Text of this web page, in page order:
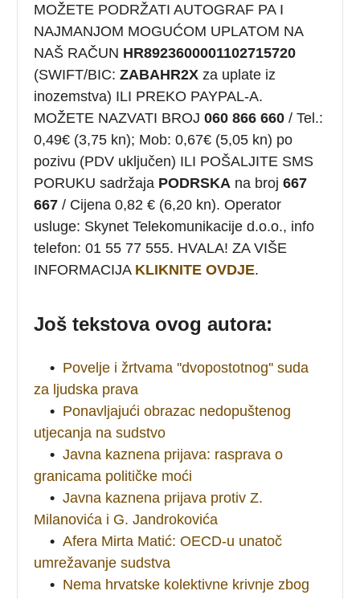
MOŽETE PODRŽATI AUTOGRAF PA I
NAJMANJOM MOGUĆOM UPLATOM NA
NAŠ RAČUN HR8923600001102715720
(SWIFT/BIC: ZABAHR2X za uplate iz
inozemstva) ILI PREKO PAYPAL-A.
MOŽETE NAZVATI BROJ060 866 660 / Tel.:
0,49€ (3,75 kn); Mob: 0,67€ (5,05 kn) po
pozivu (PDV uključen) ILI POŠALJITE SMS
PORUKU sadržaja PODRSKA na broj667
667 / Cijena 0,82 € (6,20 kn). Operator
usluge: Skynet Telekomunikacije d.o.o., info
telefon: 01 55 77 555. HVALA! ZA VIŠE
INFORMACIJA KLIKNITE OVDJE.
Još tekstova ovog autora:
• Povelje i žrtvama ''dvopostotnog'' suda
za ljudska prava
• Ponavljajući obrazac nedopuštenog
utjecanja na sudstvo
• Javna kaznena prijava: rasprava o
granicama političke moći
• Javna kaznena prijava protiv Z.
Milanovića i G. Jandrokovića
• Afera Mirta Matić: OECD-u unatoč
umrežavanje sudstva
• Nema hrvatske kolektivne krivnje zbog